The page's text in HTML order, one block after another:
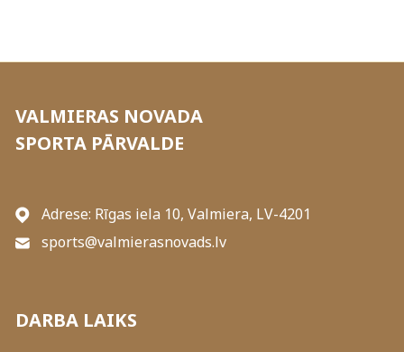
VALMIERAS NOVADA
SPORTA PĀRVALDE
Adrese: Rīgas iela 10, Valmiera, LV-4201
sports@valmierasnovads.lv
DARBA LAIKS